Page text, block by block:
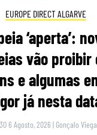
EUROPE DIRECT ALGARVE
‘aperta’:
vão proibir
e algumas
já nesta
6 Agosto, 2026 | Gonçalo